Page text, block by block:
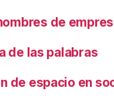
de
de las palabras
de espacio en